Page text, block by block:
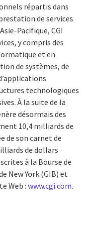
répartis dans
de services
Pacifique, CGI
y compris des
et en
de systèmes, de
technologiques
À la suite de la
désormais des
10,4 milliards de
de son carnet de
de dollars
à la Bourse de
New York (GIB) et
Web : www.cgi.com.